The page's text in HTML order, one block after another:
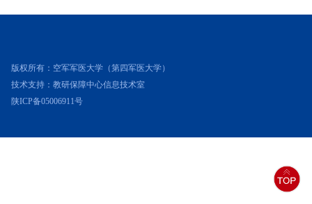
版权所有：空军军医大学（第四军医大学）
技术支持：教研保障中心信息技术室
陕ICP备05006911号